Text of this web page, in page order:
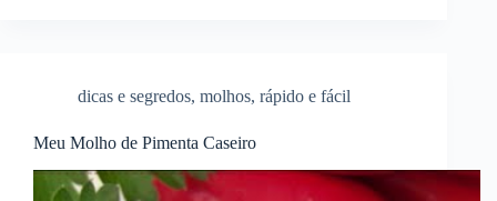
dicas e segredos, molhos, rápido e fácil
Meu Molho de Pimenta Caseiro